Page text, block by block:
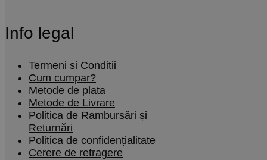
Info legal
Termeni si Conditii
Cum cumpar?
Metode de plata
Metode de Livrare
Politica de Rambursări și
Returnări
Politica de confidențialitate
Cerere de retragere